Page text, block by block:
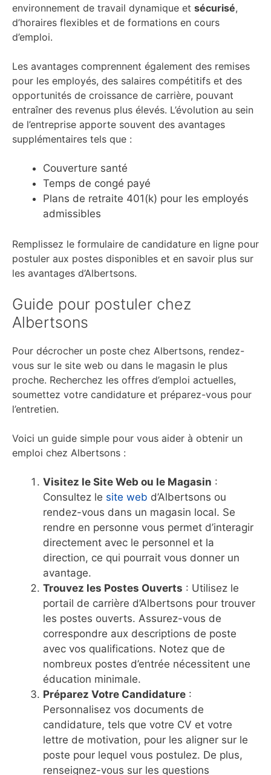
environnement de travail dynamique et sécurisé,
d’horaires flexibles et de formations en cours
d’emploi.
Les avantages comprennent également des remises
pour les employés, des salaires compétitifs et des
opportunités de croissance de carrière, pouvant
entraîner des revenus plus élevés. L’évolution au sein
de l’entreprise apporte souvent des avantages
supplémentaires tels que :
Couverture santé
Temps de congé payé
Plans de retraite 401(k) pour les employés
admissibles
Remplissez le formulaire de candidature en ligne pour
postuler aux postes disponibles et en savoir plus sur
les avantages d’Albertsons.
Guide pour postuler chez
Albertsons
Pour décrocher un poste chez Albertsons, rendez-
vous sur le site web ou dans le magasin le plus
proche. Recherchez les offres d’emploi actuelles,
soumettez votre candidature et préparez-vous pour
l’entretien.
Voici un guide simple pour vous aider à obtenir un
emploi chez Albertsons :
Visitez le Site Web ou le Magasin :
Consultez le site web d’Albertsons ou
rendez-vous dans un magasin local. Se
rendre en personne vous permet d’interagir
directement avec le personnel et la
direction, ce qui pourrait vous donner un
avantage.
Trouvez les Postes Ouverts : Utilisez le
portail de carrière d’Albertsons pour trouver
les postes ouverts. Assurez-vous de
correspondre aux descriptions de poste
avec vos qualifications. Notez que de
nombreux postes d’entrée nécessitent une
éducation minimale.
Préparez Votre Candidature :
Personnalisez vos documents de
candidature, tels que votre CV et votre
lettre de motivation, pour les aligner sur le
poste pour lequel vous postulez. De plus,
renseignez-vous sur les questions